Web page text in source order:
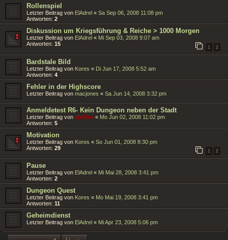
Rollenspiel
Letzter Beitrag von ElAdrel « Sa Sep 06, 2008 11:08 pm
Antworten: 2
Diskussion um Kriegsführung & Reiche > 1000 Morgen
Letzter Beitrag von ElAdrel « Mi Sep 03, 2008 9:07 am
Antworten: 15
1 2
Bardstale Bild
Letzter Beitrag von Kores « Di Jun 17, 2008 5:52 am
Antworten: 4
Fehler in der Highscore
Letzter Beitrag von macjones « Sa Jun 14, 2008 3:32 pm
Anmeldetest R6- Kein Dungeon neben der Stadt
Letzter Beitrag von Wolfen « Mo Jun 02, 2008 11:02 pm
Antworten: 5
Motivation
Letzter Beitrag von Kores « So Jun 01, 2008 8:30 pm
Antworten: 29
1 2
Pause
Letzter Beitrag von ElAdrel « Mi Mai 28, 2008 3:41 pm
Antworten: 2
Dungeon Quest
Letzter Beitrag von Kores « Mo Mai 19, 2008 3:41 pm
Antworten: 11
Geheimdienst
Letzter Beitrag von ElAdrel « Mi Apr 23, 2008 5:06 pm